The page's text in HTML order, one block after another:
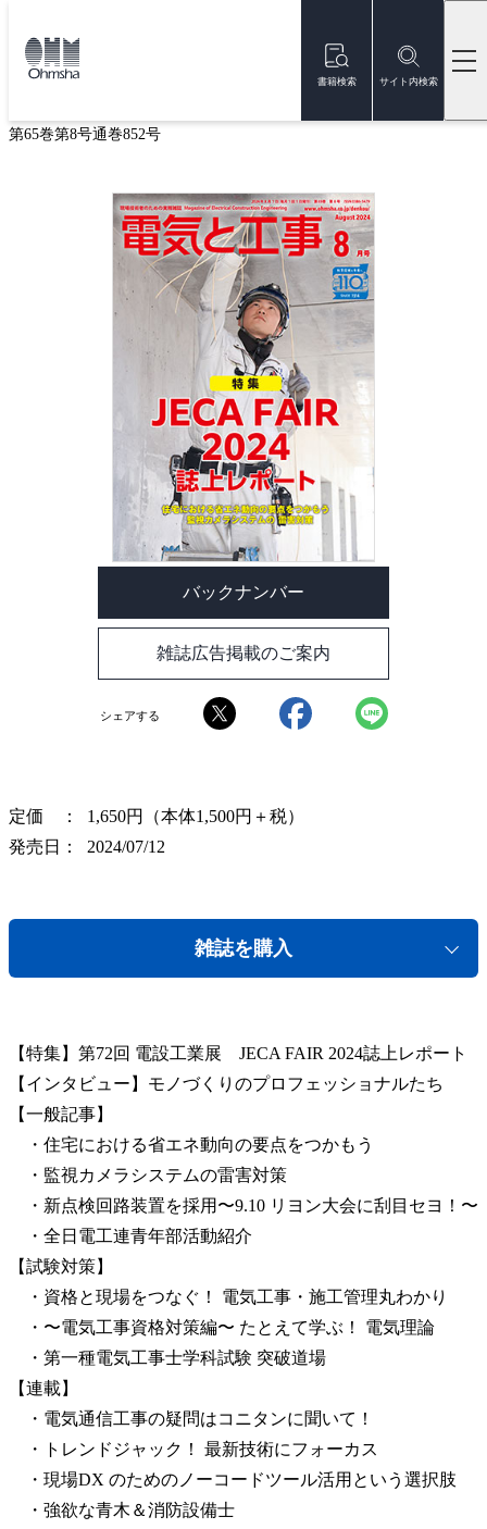
書籍検索 サイト内検索
トップ
第65巻第8号通巻852号
バックナンバー
雑誌広告掲載のご案内
シェアする
定価
1,650円（本体1,500円＋税）
発売日
2024/07/12
雑誌を購入
【特集】第72回 電設工業展 JECA FAIR 2024誌上レポート
【インタビュー】モノづくりのプロフェッショナルたち
【一般記事】
・住宅における省エネ動向の要点をつかもう
・監視カメラシステムの雷害対策
・新点検回路装置を採用〜9.10 リヨン大会に刮目セヨ！〜
・全日電工連青年部活動紹介
【試験対策】
・資格と現場をつなぐ！ 電気工事・施工管理丸わかり
・〜電気工事資格対策編〜 たとえて学ぶ！ 電気理論
・第一種電気工事士学科試験 突破道場
【連載】
・電気通信工事の疑問はコニタンに聞いて！
・トレンドジャック！ 最新技術にフォーカス
・現場DX のためのノーコードツール活用という選択肢
・強欲な青木＆消防設備士